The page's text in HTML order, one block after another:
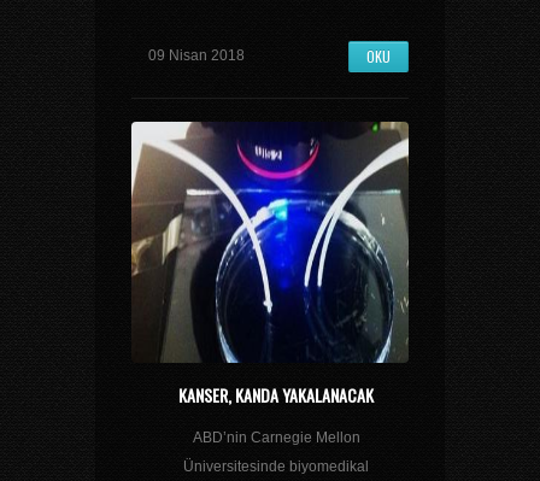
09 Nisan 2018 OKU
KANSER, KANDA YAKALANACAK
ABD’nin Carnegie Mellon
Üniversitesinde biyomedikal